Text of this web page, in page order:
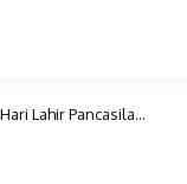
Lahir Pancasila